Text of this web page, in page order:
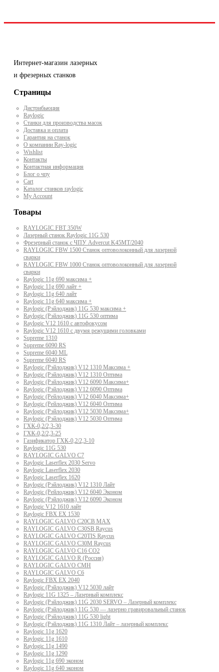
Интернет-магазин лазерных
и фрезерных станков
Страницы
Дистрибьюция
Raylogic
Станки для производства масок
Доставка и оплата
Гарантия на станок
О компании Ray-logic
Wishlist
Контакты
Контактная информация
Блог о чпу
Cart
Каталог станков raylogic
My Account
Товары
RAYLOGIC FBT 350W
Лазерный станок Raylogic 11G 530
Фрезерный станок с ЧПУ Advercut K45MT/2040
RAYLOGIC FBW 1500 Станок оптоволоконный для лазерной
сварки
RAYLOGIC FBW 1000 Станок оптоволоконный для лазерной
сварки
Raylogic 11g 690 максима +
Raylogic 11g 690 лайт +
Raylogic 11g 640 лайт
Raylogic 11g 640 максима +
Raylogic (Рэйлоджик) 11G 530 максима +
Raylogic (Рэйлоджик) 11G 530 оптима
Raylogic V12 1610 с автофокусом
Raylogic V12 1610 с двумя режущими головками
Supreme 1310
Supreme 6090 RS
Supreme 6040 ML
Supreme 6040 RS
Raylogic (Рэйлоджик) V12 1310 Максима +
Raylogic (Рэйлоджик) V12 1310 Оптима
Raylogic (Рэйлоджик) V12 6090 Максима+
Raylogic (Рэйлоджик) V12 6090 Оптима
Raylogic (Рейлоджик) V12 6040 Максима+
Raylogic (Рейлоджик) V12 6040 Оптима
Raylogic (Рэйлоджик) V12 5030 Максима+
Raylogic (Рэйлоджик) V12 5030 Оптима
ГХК-0,2/2,3-30
ГХК-0,2/2,3-25
Газификатор ГХК-0,2/2,3-10
Raylogic 11G 530
RAYLOGIC GALVO С7
Raylogic Laserflex 2030 Servo
Raylogic Laserflex 2030
Raylogic Laserflex 1620
Raylogic (Рэйлоджик) V12 1310 Лайт
Raylogic (Рейлоджик) V12 6040 Эконом
Raylogic (Рэйлоджик) V12 6090 Эконом
Raylogic V12 1610 лайт
Raylogic FBX EX 1530
RAYLOGIC GALVO С20CB MAX
RAYLOGIC GALVO С30SB Raycus
RAYLOGIC GALVO C20TIS Raycus
RAYLOGIC GALVO С30M Raycus
RAYLOGIC GALVO С16 CO2
RAYLOGIC GALVO R (Россия)
RAYLOGIC GALVO CMH
RAYLOGIC GALVO С6
Raylogic FBX EX 2040
Raylogic (Рэйлоджик) V12 5030 лайт
Raylogic 11G 1325 – Лазерный комплекс
Raylogic (Рэйлоджик) 11G 2030 SERVO – Лазерный комплекс
Raylogic (Рэйлоджик) 11G 530 — лазерно гравировальный станок
Raylogic (Рэйлоджик) 11G 530 light
Raylogic (Рэйлоджик) 11G 1310 Лайт – лазерный комплекс
Raylogic 11g 1620
Raylogic 11g 1610
Raylogic 11g 1490
Raylogic 11g 1290
Raylogic 11g 690 эконом
Raylogic 11g 640 эконом